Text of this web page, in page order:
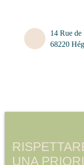
14 Rue
68220
UNA